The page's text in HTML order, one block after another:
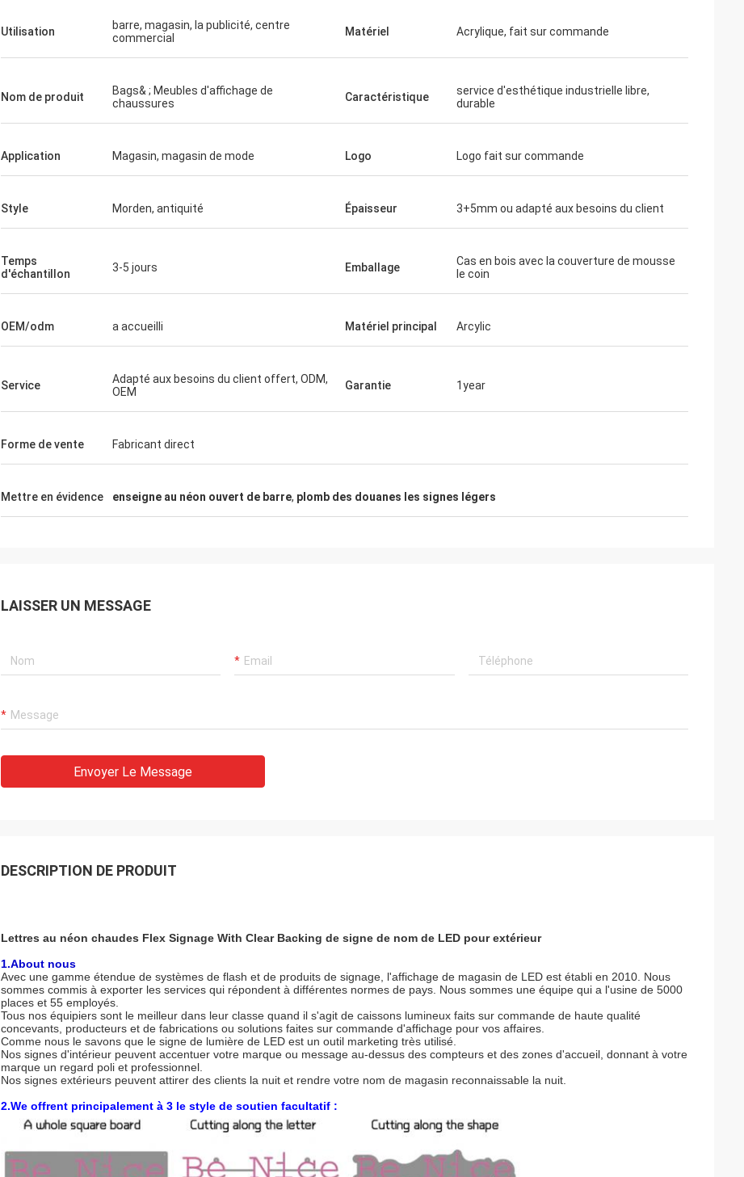
Utilisation
barre, magasin, la publicité, centre
commercial
Matériel Acrylique, fait sur commande
Nom de produit
Bags& ; Meubles d'affichage de
chaussures
Caractéristique
service d'esthétique industrielle libre,
durable
Application Magasin, magasin de mode Logo Logo fait sur commande
Style Morden, antiquité Épaisseur 3+5mm ou adapté aux besoins du client
Temps
d'échantillon
3-5 jours Emballage
Cas en bois avec la couverture de mousse
le coin
OEM/odm a accueilli Matériel principal Arcylic
Service
Adapté aux besoins du client offert, ODM,
OEM
Garantie 1year
Forme de vente Fabricant direct
Mettre en évidence enseigne au néon ouvert de barre, plomb des douanes les signes légers
LAISSER UN MESSAGE
Envoyer Le Message
DESCRIPTION DE PRODUIT
Lettres au néon chaudes Flex Signage With Clear Backing de signe de nom de LED pour extérieur
1.About nous
Avec une gamme étendue de systèmes de flash et de produits de signage, l'affichage de magasin de LED est établi en 2010. Nous
sommes commis à exporter les services qui répondent à différentes normes de pays. Nous sommes une équipe qui a l'usine de 5000
places et 55 employés.
Tous nos équipiers sont le meilleur dans leur classe quand il s'agit de caissons lumineux faits sur commande de haute qualité
concevants, producteurs et de fabrications ou solutions faites sur commande d'affichage pour vos affaires.
Comme nous le savons que le signe de lumière de LED est un outil marketing très utilisé.
Nos signes d'intérieur peuvent accentuer votre marque ou message au-dessus des compteurs et des zones d'accueil, donnant à votre
marque un regard poli et professionnel.
Nos signes extérieurs peuvent attirer des clients la nuit et rendre votre nom de magasin reconnaissable la nuit.
2.We offrent principalement à 3 le style de soutien facultatif :